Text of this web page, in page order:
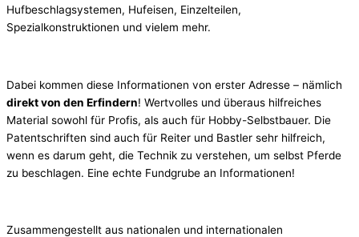
Hufbeschlagsystemen, Hufeisen, Einzelteilen,
Spezialkonstruktionen und vielem mehr.
Dabei kommen diese Informationen von erster Adresse – nämlich
direkt von den Erfindern! Wertvolles und überaus hilfreiches
Material sowohl für Profis, als auch für Hobby-Selbstbauer. Die
Patentschriften sind auch für Reiter und Bastler sehr hilfreich,
wenn es darum geht, die Technik zu verstehen, um selbst Pferde
zu beschlagen. Eine echte Fundgrube an Informationen!
Zusammengestellt aus nationalen und internationalen